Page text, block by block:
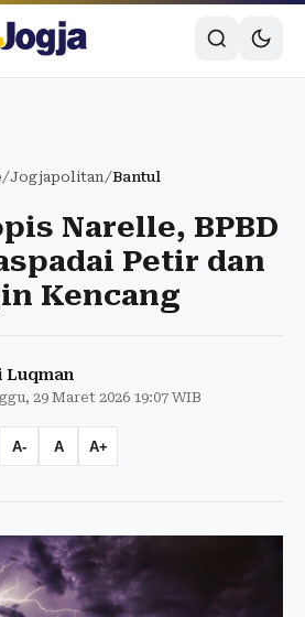
/Jogjapolitan/Bantul
Narelle, BPBD
Petir dan
Kencang
Luqman
29 Maret 2026 19:07 WIB
A- A A+